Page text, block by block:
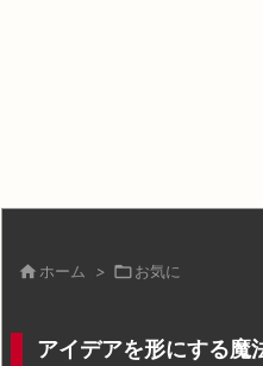
 ホーム > お気に
アイデアを形にする魔